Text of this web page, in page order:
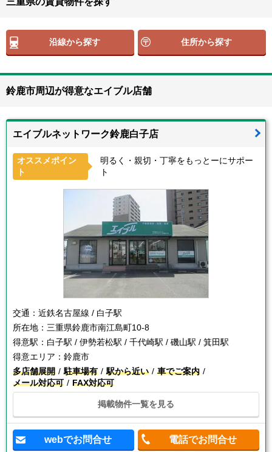
沿線から探す 住所から探す
鈴鹿市周辺が得意なエイブル店舗
エイブルネットワーク鈴鹿白子店
オススメポイン
ト
明るく・親切・丁寧をもっとーにサポー
ト
交通： 近鉄名古屋線 / 白子駅
所在地： 三重県鈴鹿市南江島町10-8
得意駅： 白子駅 / 伊勢若松駅 / 千代崎駅 / 磯山駅 / 箕田駅
得意エリア： 鈴鹿市
多店舗展開
駐車場有 駅から近い
車でご案内
メール対応可
FAX対応可
掲載物件一覧を見る
webでお問合せ 電話でお問合せ